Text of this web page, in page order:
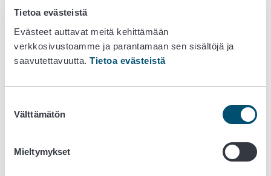
Tietoa evästeistä
Evästeet auttavat meitä kehittämään
verkkosivustoamme ja parantamaan sen sisältöjä ja
saavutettavuutta. Tietoa evästeistä
valinta
Välttämätön
Mieltymykset
keväällä.
Voit katsoa kaikkien tukien alustavat maksuaikataulut
osoitteestaruokavirasto.fi/maksuaikataulu.
Puutarhatuotteiden varastointituen hakuohje
Vipu-ohje: Puutarhatuotteiden varastointituki
Näin haet tukea